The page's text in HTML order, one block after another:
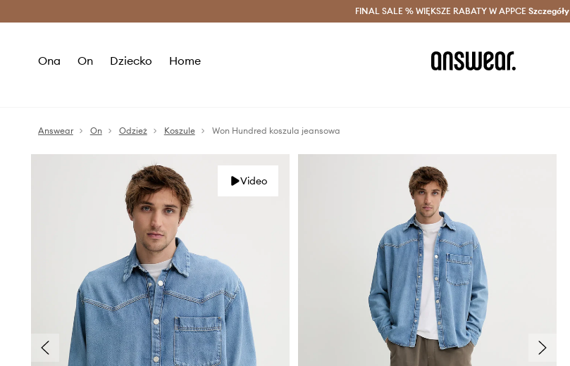
Oszczędzaj z Answear Club > Dostawa nawet w 24h >
FINAL SALE % WIĘKSZE RABATY W APPCE Szczegóły
Ona On Dziecko Home
Answear On Odzież Koszule Won Hundred koszula jeansowa
Video